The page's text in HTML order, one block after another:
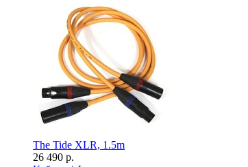
The Tide XLR, 1.5m
26 490 р.